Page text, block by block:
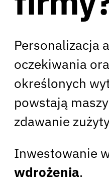
Personalizacja
oczekiwania
określonych
powstają
zdawanie
Inwestowanie
wdrożenia.